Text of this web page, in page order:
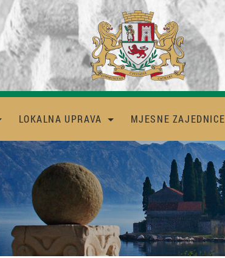
LOKALNA UPRAVA MJESNE ZAJEDNICE